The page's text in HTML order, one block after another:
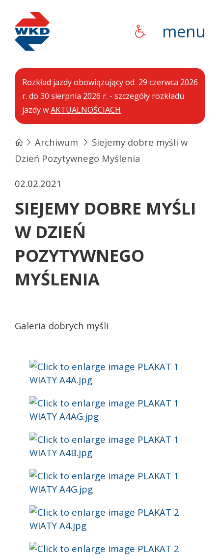
WKD
menu
Rozkład jazdy obowiązujący od 29 czerwca 2026
r. do 30 sierpnia 2026 r. - szczegóły rozkładu
jazdy wAKTUALNOŚCIACH
Archiwum
Siejemy dobre myśli w
Dzień Pozytywnego Myślenia
02.02.2021
SIEJEMY DOBRE MYŚLI
W DZIEŃ
POZYTYWNEGO
MYŚLENIA
Galeria dobrych myśli